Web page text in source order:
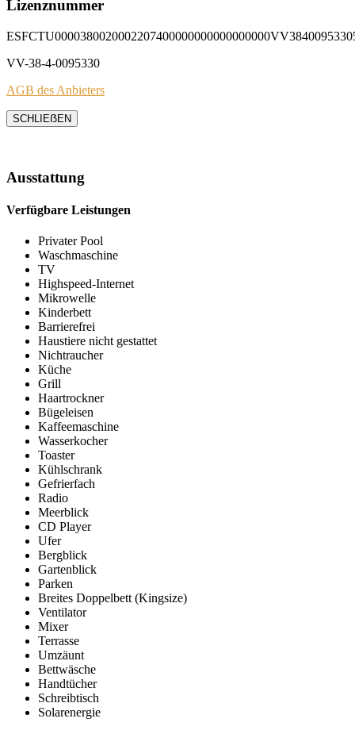
Lizenznummer
VV-38-4-0095330
AGB des Anbieters
SCHLIEẞEN
Ausstattung
Verfügbare Leistungen
Privater Pool
Waschmaschine
TV
Highspeed-Internet
Mikrowelle
Kinderbett
Barrierefrei
Haustiere nicht gestattet
Nichtraucher
Küche
Grill
Haartrockner
Bügeleisen
Kaffeemaschine
Wasserkocher
Toaster
Kühlschrank
Gefrierfach
Radio
Meerblick
CD Player
Ufer
Bergblick
Gartenblick
Parken
Breites Doppelbett (Kingsize)
Ventilator
Mixer
Terrasse
Umzäunt
Bettwäsche
Handtücher
Schreibtisch
Solarenergie